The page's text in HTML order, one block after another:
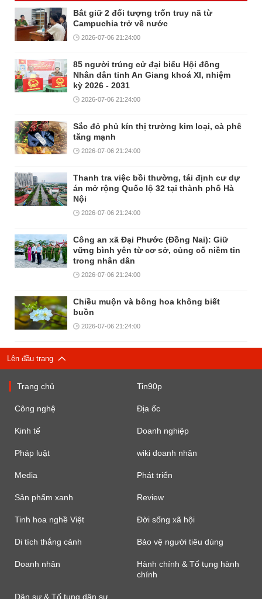
Bắt giữ 2 đối tượng trốn truy nã từ
Campuchia trở về nước
2026-07-06 21:24:00
85 người trúng cử đại biểu Hội đồng
Nhân dân tỉnh An Giang khoá XI, nhiệm
kỳ 2026 - 2031
2026-07-06 21:24:00
Sắc đỏ phủ kín thị trường kim loại, cà phê
tăng mạnh
2026-07-06 21:24:00
Thanh tra việc bồi thường, tái định cư dự
án mở rộng Quốc lộ 32 tại thành phố Hà
Nội
2026-07-06 21:24:00
Công an xã Đại Phước (Đồng Nai): Giữ
vững bình yên từ cơ sở, củng cố niềm tin
trong nhân dân
2026-07-06 21:24:00
Chiều muộn và bông hoa không biết
buồn
2026-07-06 21:24:00
Lên đầu trang
Trang chủ Tin90p
Công nghệ Địa ốc
Kinh tế Doanh nghiệp
Pháp luật wiki doanh nhân
Media Phát triển
Sản phẩm xanh Review
Tinh hoa nghề Việt Đời sống xã hội
Di tích thắng cảnh Bảo vệ người tiêu dùng
Doanh nhân
Hành chính & Tố tụng hành
chính
Dân sự & Tố tụng dân sự